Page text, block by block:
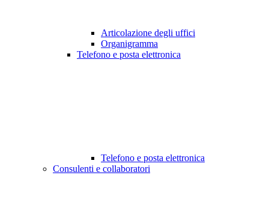
Articolazione degli uffici
Organigramma
Telefono e posta elettronica
Telefono e posta elettronica
Consulenti e collaboratori